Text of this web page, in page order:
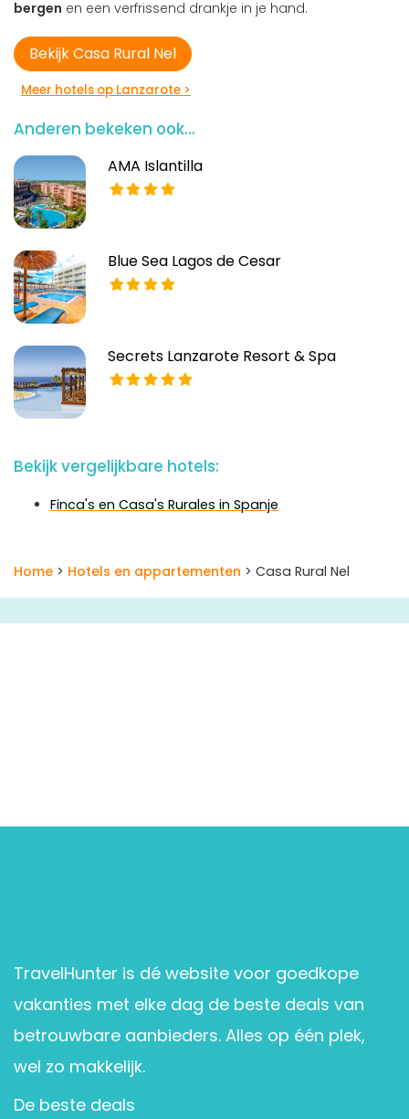
bergen en een verfrissend drankje in je hand.
Bekijk Casa Rural Nel
Meer hotels op Lanzarote >
Anderen bekeken ook...
AMA Islantilla
Blue Sea Lagos de Cesar
Secrets Lanzarote Resort & Spa
Bekijk vergelijkbare hotels:
Finca's en Casa's Rurales in Spanje
Home > Hotels en appartementen > Casa Rural Nel
TravelHunter is dé website voor goedkope
vakanties met elke dag de beste deals van
betrouwbare aanbieders. Alles op één plek,
wel zo makkelijk.
De beste deals